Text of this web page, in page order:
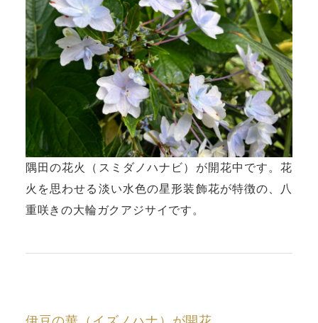
隅田の花火（スミダノハナビ）が開花中です。花
火を思わせる淡い水色の星形装飾花が特徴の、八
重咲きの大輪ガクアジサイです。